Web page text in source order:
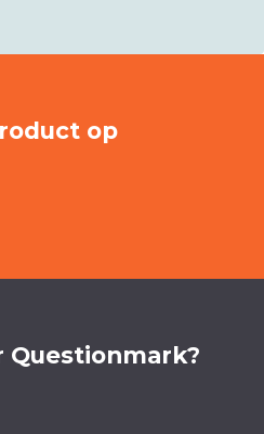
op
Questionmark?